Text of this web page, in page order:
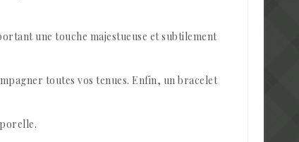
une touche majestueuse et subtilement
toutes vos tenues. Enfin, un bracelet